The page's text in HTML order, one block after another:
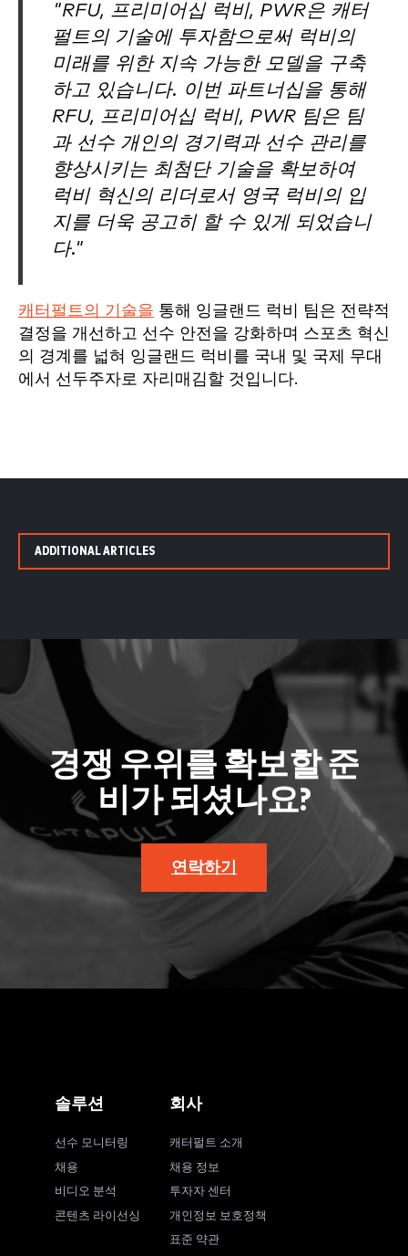
"RFU, 프리미어십 럭비, PWR은 캐터
펄트의 기술에 투자함으로써 럭비의
미래를 위한 지속 가능한 모델을 구축
하고 있습니다. 이번 파트너십을 통해
RFU, 프리미어십 럭비, PWR 팀은 팀
과 선수 개인의 경기력과 선수 관리를
향상시키는 최첨단 기술을 확보하여
럭비 혁신의 리더로서 영국 럭비의 입
지를 더욱 공고히 할 수 있게 되었습니
다."
캐터펄트의 기술을 통해 잉글랜드 럭비 팀은 전략적
결정을 개선하고 선수 안전을 강화하며 스포츠 혁신
의 경계를 넓혀 잉글랜드 럭비를 국내 및 국제 무대
에서 선두주자로 자리매김할 것입니다.
ADDITIONAL ARTICLES
경쟁 우위를 확보할 준
비가 되셨나요?
연락하기
솔루션
선수 모니터링
채용
비디오 분석
콘텐츠 라이선싱
회사
캐터펄트 소개
채용 정보
투자자 센터
개인정보 보호정책
표준 약관